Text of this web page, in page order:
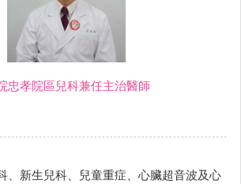
忠孝院區兒科兼任主治醫師
、新生兒科、兒童重症、心臟超音波及心